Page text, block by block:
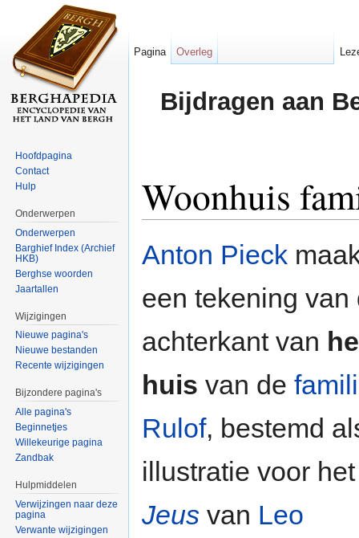
Bijdragen aan
Woonhuis
Anton Pieck
een tekening van
achterkant van
huis van de
Rulof, bestemd
illustratie voor
Jeus van Leo
Pagina Overleg
Hoofdpagina
Contact
Hulp
Onderwerpen
Onderwerpen
Barghief Index (Archief
HKB)
Berghse woorden
Jaartallen
Wijzigingen
Nieuwe pagina's
Nieuwe bestanden
Recente wijzigingen
Bijzondere pagina's
Alle pagina's
Beginnetjes
Willekeurige pagina
Zandbak
Hulpmiddelen
Verwijzingen naar deze
pagina
Verwante wijzigingen